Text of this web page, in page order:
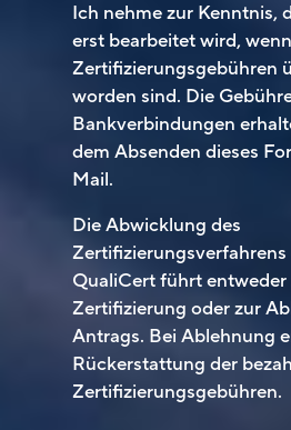
Ich nehme zur Kenntnis,
erst bearbeitet wird,
Zertifizierungsgebühren
worden sind. Die
Bankverbindungen
dem Absenden dieses
Mail.
Die Abwicklung des
QualiCert führt entweder
Zertifizierung oder zur
Antrags. Bei Ablehnung
Rückerstattung der
Zertifizierungsgebühren.